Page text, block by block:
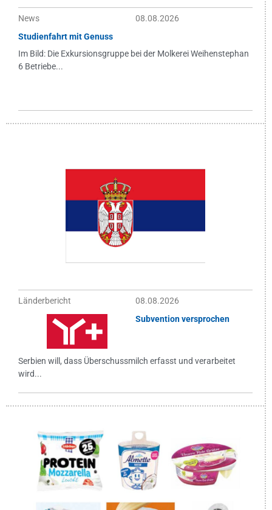
News
08.08.2026
Studienfahrt mit Genuss
Im Bild: Die Exkursionsgruppe bei der Molkerei Weihenstephan
6 Betriebe...
Länderbericht
08.08.2026
Subvention versprochen
Serbien will, dass Überschussmilch erfasst und verarbeitet
wird...